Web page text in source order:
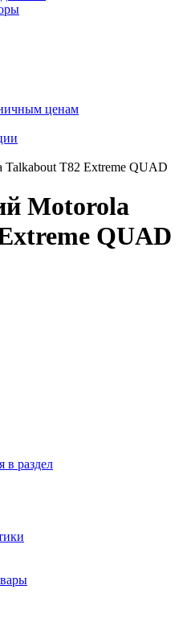
ценам
T82 Extreme QUAD
Motorola
QUAD